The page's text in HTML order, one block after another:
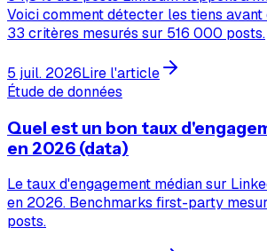
Voici comment détecter les tiens avant
33 critères mesurés sur 516 000 posts.
5 juil. 2026Lire l'article
Étude de données
Quel est un bon taux
en 2026 (data)
Le taux d'engagement médian sur
en 2026. Benchmarks first-party
posts.